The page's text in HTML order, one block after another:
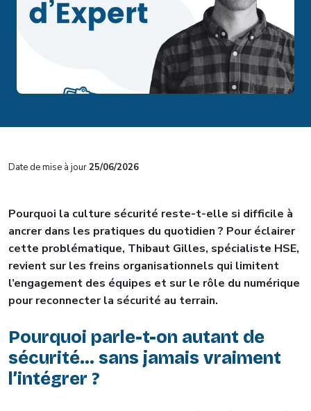
Date de mise à jour25/06/2026
Pourquoi la culture sécurité reste-t-elle si difficile à
ancrer dans les pratiques du quotidien ? Pour éclairer
cette problématique, Thibaut Gilles, spécialiste HSE,
revient sur les freins organisationnels qui limitent
l’engagement des équipes et sur le rôle du numérique
pour reconnecter la sécurité au terrain.
Pourquoi parle-t-on autant de
sécurité… sans jamais vraiment
l’intégrer ?